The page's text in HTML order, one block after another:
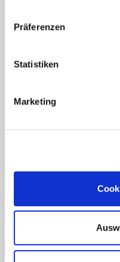
Präferenzen
Statistiken
Marketing
Aktuelles - Nyheter
Coronavirus
Mehr erfahren
17. März 2020